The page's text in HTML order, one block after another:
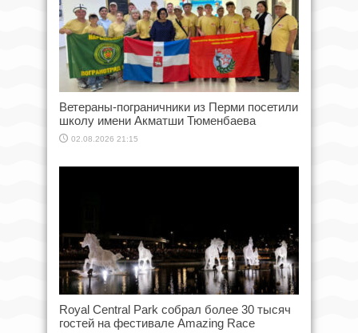
Ветераны-пограничники из Перми посетили
школу имени Акматши Тюменбаева
02.08.2026 21:15
Royal Central Park собрал более 30 тысяч
гостей на фестивале Amazing Race